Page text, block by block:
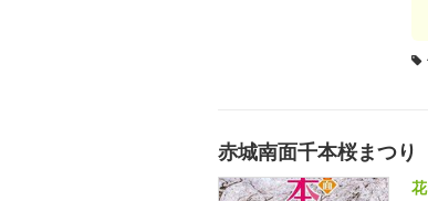
赤城南面千本桜まつり